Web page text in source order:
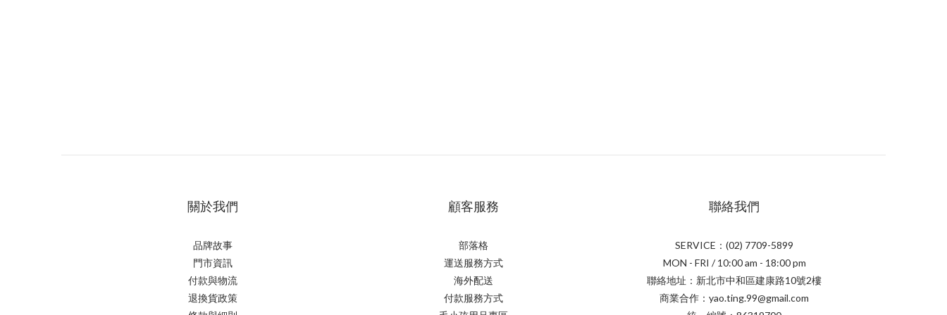
關於我們
品牌故事
門市資訊
付款與物流
退換貨政策
顧客服務
部落格
運送服務方式
海外配送
付款服務方式
聯絡我們
SERVICE：(02) 7709-5899
MON - FRI / 10:00 am - 18:00 pm
聯絡地址：新北市中和區建康路10號2樓
商業合作：yao.ting.99@gmail.com